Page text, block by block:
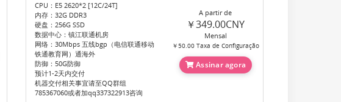
CPU：E5 2620*2 [12C/24T]
内存：32G DDR3
硬盘：256G SSD
数据中心：镇江联通机房
网络：30Mbps 五线bgp（电信联通移动
铁通教育网）通海外
防御：50G防御
预计1-2天内交付
机器交付相关事宜请至QQ群组
785367060或者加qq337322913咨询
A partir de
￥349.00CNY
Mensal
￥50.00 Taxa de Configuração
Assinar agora